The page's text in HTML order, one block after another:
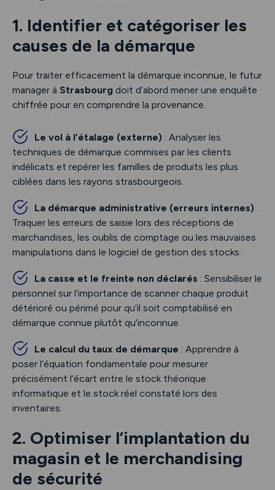
1. Identifier et catégoriser les
causes de la démarque
Pour traiter efficacement la démarque inconnue, le futur
manager à Strasbourg doit d’abord mener une enquête
chiffrée pour en comprendre la provenance.
Le vol à l’étalage (externe) : Analyser les
techniques de démarque commises par les clients
indélicats et repérer les familles de produits les plus
ciblées dans les rayons strasbourgeois.
La démarque administrative (erreurs internes) :
Traquer les erreurs de saisie lors des réceptions de
marchandises, les oublis de comptage ou les mauvaises
manipulations dans le logiciel de gestion des stocks.
La casse et le freinte non déclarés : Sensibiliser le
personnel sur l’importance de scanner chaque produit
détérioré ou périmé pour qu’il soit comptabilisé en
démarque connue plutôt qu’inconnue.
Le calcul du taux de démarque : Apprendre à
poser l’équation fondamentale pour mesurer
précisément l’écart entre le stock théorique
informatique et le stock réel constaté lors des
inventaires.
2. Optimiser l’implantation du
magasin et le merchandising
de sécurité